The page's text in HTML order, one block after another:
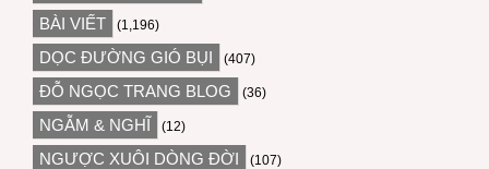
BÀI VIẾT (1,196)
DỌC ĐƯỜNG GIÓ BỤI (407)
ĐỖ NGỌC TRANG BLOG (36)
NGẪM & NGHĨ (12)
NGƯỢC XUÔI DÒNG ĐỜI (107)